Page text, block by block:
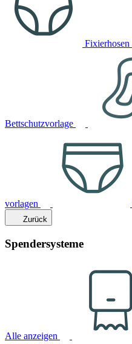
Fixierhosen
Bettschutzvorlage
vorlagen
Zurück
Spendersysteme
Alle anzeigen